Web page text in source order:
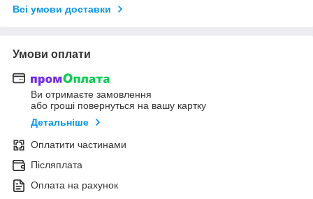
Всі умови доставки
Умови оплати
Ви отримаєте замовлення
або гроші повернуться на вашу картку
Детальніше
Оплатити частинами
Післяплата
Оплата на рахунок